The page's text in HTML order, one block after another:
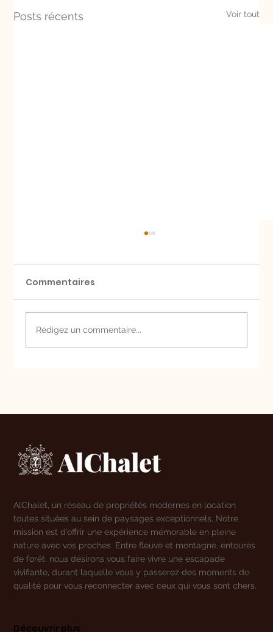
Posts récents Voir tout
Commentaires
Rédigez un commentaire...
Découvrir plus
AlChalet, un réseau de propriétés modernes en location
toutes situées au sein de paysages exceptionnels. Notre
mission est d’offrir une expérience mémorable en pleine
nature avec vos proches. Entre fleuve et montagne, entourés
de forêt, nous désirons vous faire vivre une escapade
vivifiante, durant laquelle vous y passerez des moments de
qualité pour vous reconnecter avec ceux qui vous sont chers.